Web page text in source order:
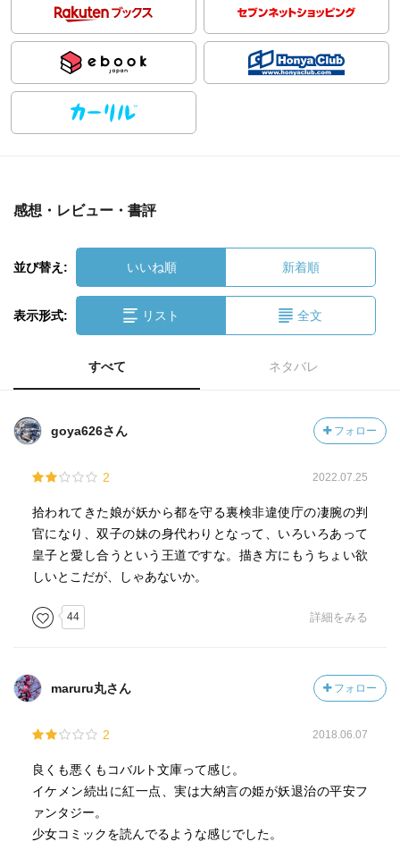
感想・レビュー・書評
並び替え: いいね順 新着順
表示形式: リスト 全文
すべて ネタバレ
goya626さん フォロー
2 2022.07.25
拾われてきた娘が妖から都を守る裏検非違使庁の凄腕の判
官になり、双子の妹の身代わりとなって、いろいろあって
皇子と愛し合うという王道ですな。描き方にもうちょい欲
しいとこだが、しゃあないか。
44 詳細をみる
maruru丸さん フォロー
2 2018.06.07
良くも悪くもコバルト文庫って感じ。
イケメン続出に紅一点、実は大納言の姫が妖退治の平安フ
ァンタジー。
少女コミックを読んでるような感じでした。